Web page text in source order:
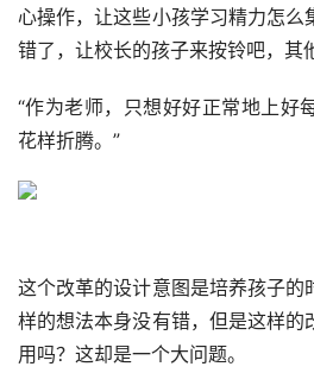
心操作，让这些小孩学习精力怎么
错了，让校长的孩子来按铃吧，其
“作为老师，只想好好正常地上好
花样折腾。”
这个改革的设计意图是培养孩子的
样的想法本身没有错，但是这样的
用吗？这却是一个大问题。